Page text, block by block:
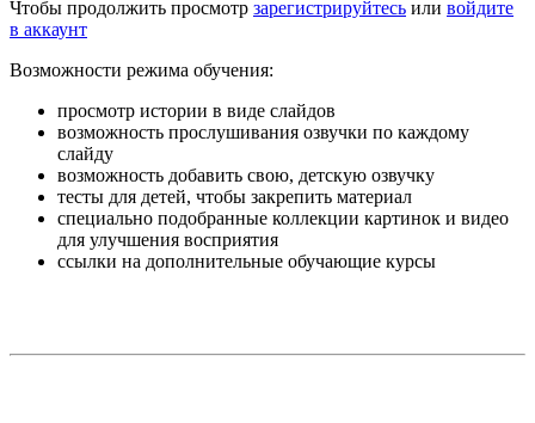
Чтобы продолжить просмотр зарегистрируйтесь или войдите
в аккаунт
Возможности режима обучения:
просмотр истории в виде слайдов
возможность прослушивания озвучки по каждому
слайду
возможность добавить свою, детскую озвучку
тесты для детей, чтобы закрепить материал
специально подобранные коллекции картинок и видео
для улучшения восприятия
ссылки на дополнительные обучающие курсы